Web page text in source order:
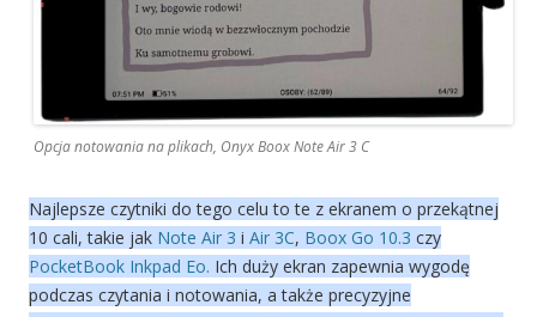
Opcja notowania na plikach, Onyx Boox Note Air 3 C
Najlepsze czytniki do tego celu to te z ekranem o przekątnej
10 cali, takie jak Note Air 3 i Air 3C, Boox Go 10.3 czy
PocketBook Inkpad Eo. Ich duży ekran zapewnia wygodę
podczas czytania i notowania, a także precyzyjne